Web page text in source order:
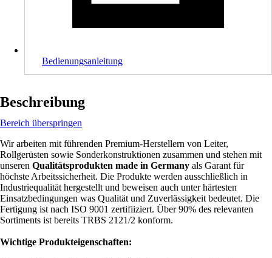
Bedienungsanleitung
Beschreibung
Bereich überspringen
Wir arbeiten mit führenden Premium-Herstellern von Leiter,
Rollgerüsten sowie Sonderkonstruktionen zusammen und stehen mit
unseren Qualitätsprodukten made in Germany als Garant für
höchste Arbeitssicherheit. Die Produkte werden ausschließlich in
Industriequalität hergestellt und beweisen auch unter härtesten
Einsatzbedingungen was Qualität und Zuverlässigkeit bedeutet. Die
Fertigung ist nach ISO 9001 zertifiiziert. Über 90% des relevanten
Sortiments ist bereits TRBS 2121/2 konform.
Wichtige Produkteigenschaften: